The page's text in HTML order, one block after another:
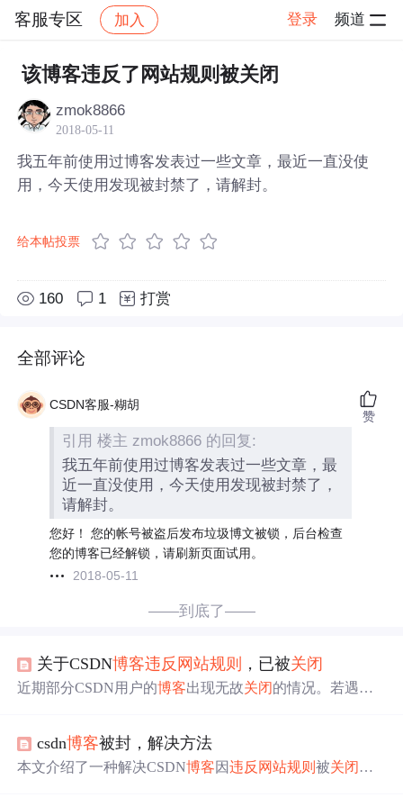
客服专区 加入 登录 频道
社区 客服专区 帖子详情
该博客违反了网站规则被关闭
zmok8866
2018-05-11
我五年前使用过博客发表过一些文章，最近一直没使
用，今天使用发现被封禁了，请解封。
给本帖投票
160 1 打赏
全部评论
CSDN客服-糊胡
引用 楼主 zmok8866 的回复:
我五年前使用过博客发表过一些文章，最
近一直没使用，今天使用发现被封禁了，
请解封。
您好！ 您的帐号被盗后发布垃圾博文被锁，后台检查
您的博客已经解锁，请刷新页面试用。
2018-05-11
赞
——到底了——
关于CSDN博客违反 网站规则 ，已被关闭
近期部分CSDN用户的博客出现无故关闭的情况。若遇到
csdn博客被封，解决方法
本文介绍了一种解决CSDN博客因违反 网站规则被关闭 的